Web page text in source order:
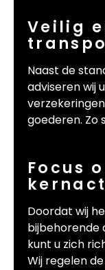
Veilig
Naast de
adviseren wij
goederen. Zo
Focus
Doordat wij
bijbehorende
kunt u zich
Wij regelen